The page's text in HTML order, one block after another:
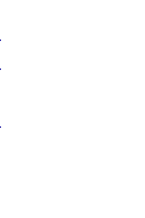
攻略
速器
么选